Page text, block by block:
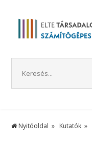
Nyitóoldal Kutatók